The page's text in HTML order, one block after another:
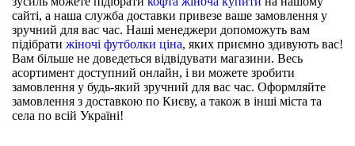
сайті, а наша служба доставки привезе ваше замовлення у
зручний для вас час. Наші менеджери допоможуть вам
підібрати жіночі футболки ціна, яких приємно здивують вас!
Вам більше не доведеться відвідувати магазини. Весь
асортимент доступний онлайн, і ви можете зробити
замовлення у будь-який зручний для вас час. Оформляйте
замовлення з доставкою по Києву, а також в інші міста та
села по всій Україні!